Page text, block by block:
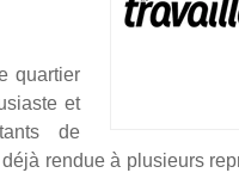
quar­tier
et
de
ren­due à plu­sieurs